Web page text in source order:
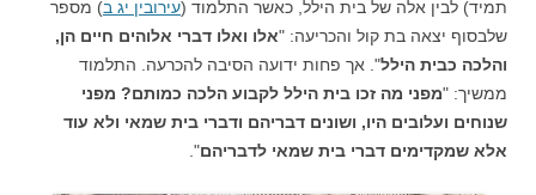
תמיד) לבין אלה של בית הילל, כאשר התלמוד (עירובין יג ב) מספר
שלבסוף יצאה בת קול והכריעה: "אלו ואלו דברי אלוהים חיים הן,
והלכה כבית הילל". אך פחות ידועה הסיבה להכרעה. התלמוד
ממשיך: "מפני מה זכו בית הילל לקבוע הלכה כמותם? מפני
שנוחים ועלובים היו, ושונים דבריהם ודברי בית שמאי ולא עוד
אלא שמקדימים דברי בית שמאי לדבריהם".